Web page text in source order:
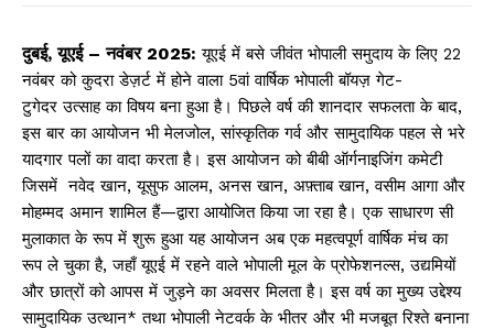
दुबई, यूएई – नवंबर 2025: यूएई में बसे जीवंत भोपाली समुदाय के लिए 22
नवंबर को कुदरा डेज़र्ट में होने वाला 5वां वार्षिक भोपाली बॉयज़ गेट-
टुगेदर उत्साह का विषय बना हुआ है। पिछले वर्ष की शानदार सफलता के बाद,
इस बार का आयोजन भी मेलजोल, सांस्कृतिक गर्व और सामुदायिक पहल से भरे
यादगार पलों का वादा करता है। इस आयोजन को बीबी ऑर्गनाइजिंग कमेटी
जिसमें नवेद खान, यूसुफ आलम, अनस खान, अफ़्ताब खान, वसीम आगा और
मोहम्मद अमान शामिल हैं—द्वारा आयोजित किया जा रहा है। एक साधारण सी
मुलाकात के रूप में शुरू हुआ यह आयोजन अब एक महत्वपूर्ण वार्षिक मंच का
रूप ले चुका है, जहाँ यूएई में रहने वाले भोपाली मूल के प्रोफेशनल्स, उद्यमियों
और छात्रों को आपस में जुड़ने का अवसर मिलता है। इस वर्ष का मुख्य उद्देश्य
सामुदायिक उत्थान* तथा भोपाली नेटवर्क के भीतर और भी मजबूत रिश्ते बनाना